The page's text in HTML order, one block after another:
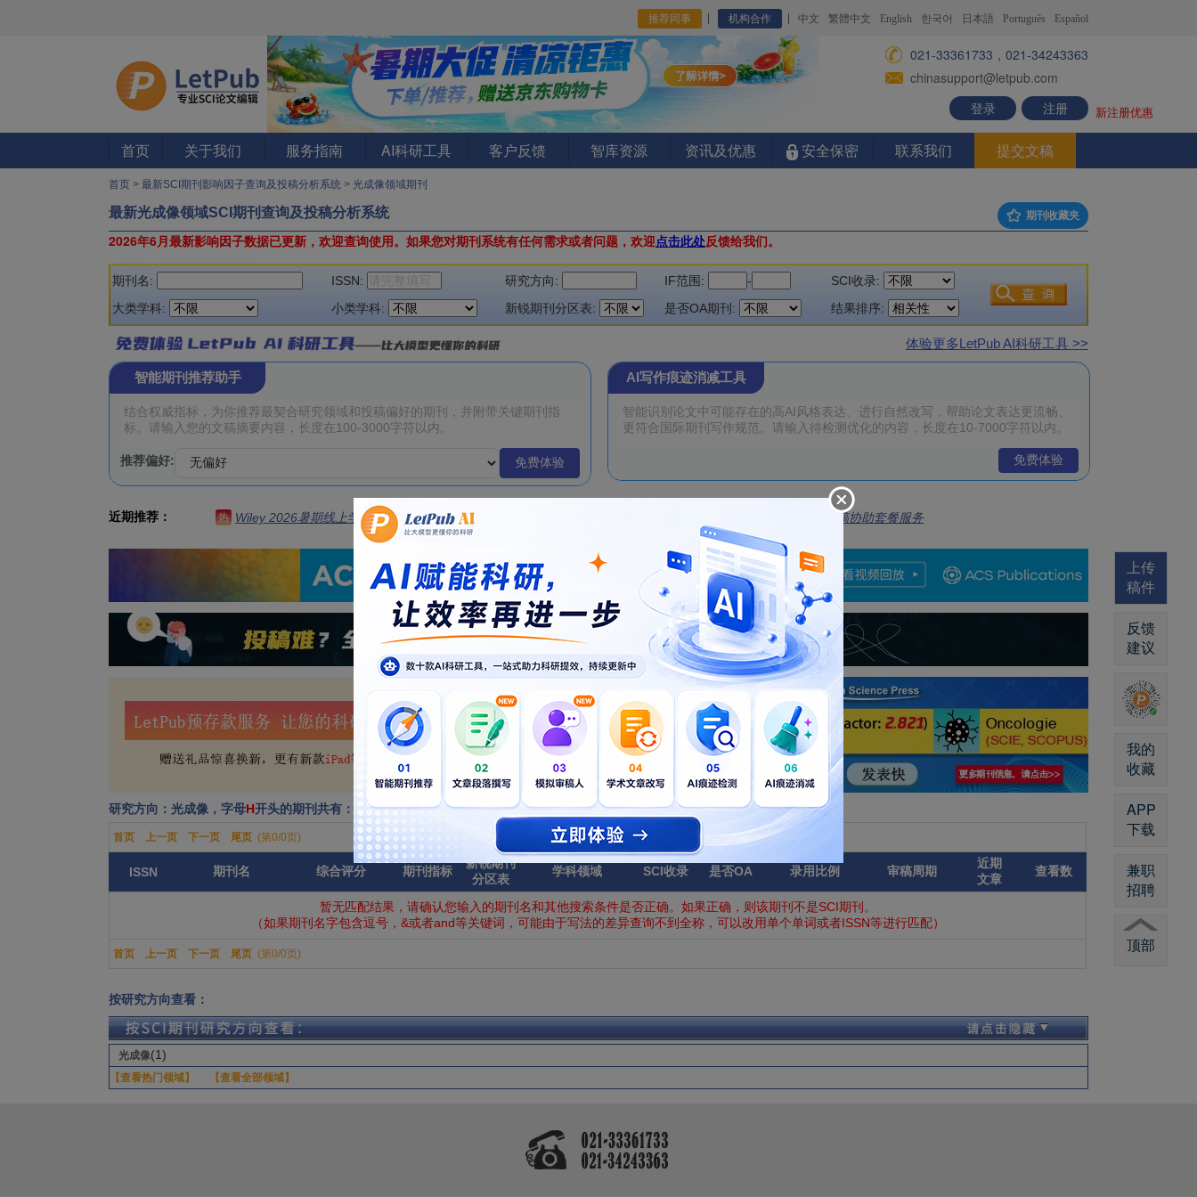
推荐同事 机构合作 中文 繁體中文 English 한국어 日本語 Português Español
021-33361733，021-34243363
chinasupport@letpub.com
登录
注册 新注册优惠
首页 关于我们 服务指南 AI科研工具 客户反馈 智库资源 资讯及优惠 安全保密 联系我们 提交文稿
首页 > 最新SCI期刊影响因子查询及投稿分析系统 > 光成像领域期刊
最新光成像领域SCI期刊查询及投稿分析系统 期刊收藏夹
2026年6月最新影响因子数据已更新，欢迎查询使用。 如果您对期刊系统有任何需求或者问题，欢迎点击此处反馈给我们。
期刊名: ISSN: 研究方向: IF范围: -
SCI收录:
大类学科:
小类学科: 新锐期刊分区表: 是否OA期刊: 结果排序:
体验更多LetPub AI科研工具 >>
智能期刊推荐助手
推荐偏好: 免费体验
AI写作痕迹消减工具
免费体验
近期推荐： 热 Wiley 2026暑期线上学习营 | 报名正式开启！ 全流程投稿协助套餐服务
研究方向：光成像，字母H开头的期刊共有：0份
首页 上一页 下一页 尾页 (第0/0页)
ISSN 期刊名 综合评分 期刊指标
新锐期刊
分区表
学科领域 SCI收录 是否OA 录用比例 审稿周期
近期
文章
查看数
暂无匹配结果，请确认您输入的期刊名和其他搜索条件是否正确。如果正确，则该期刊不是SCI期刊。
（如果期刊名字包含逗号，&或者and等关键词，可能由于写法的差异查询不到全称，可以改用单个单词或者ISSN等进行匹配）
首页 上一页 下一页 尾页 (第0/0页)
按研究方向查看：
光成像(1)
【查看热门领域】 【查看全部领域】
上传
稿件
反馈
建议
我的
收藏
APP
下载
兼职
招聘
顶部